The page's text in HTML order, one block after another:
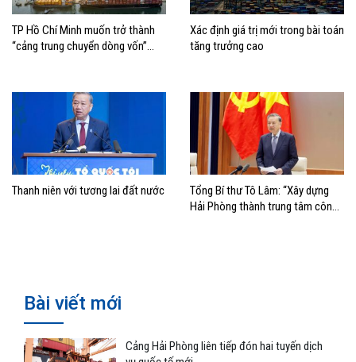
TP Hồ Chí Minh muốn trở thành
“cảng trung chuyển dòng vốn”
Xác định giá trị mới trong bài toán
tăng trưởng cao
Thanh niên với tương lai đất nước
Tổng Bí thư Tô Lâm: “Xây dựng
Hải Phòng thành trung tâm công
Bài viết mới
Cảng Hải Phòng liên tiếp đón hai tuyến dịch